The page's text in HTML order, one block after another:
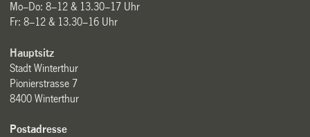
Mo–Do: 8–12 & 13.30–17 Uhr
Fr: 8–12 & 13.30–16 Uhr
Hauptsitz
Stadt Winterthur
Pionierstrasse 7
8400 Winterthur
Postadresse